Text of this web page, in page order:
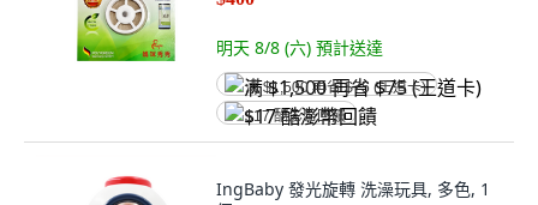
明天 8/8 (六) 預計送達
满 $1,500 再省 $75 (王道卡)
$17 酷澎幣回饋
IngBaby 發光旋轉 洗澡玩具, 多色, 1